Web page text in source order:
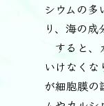
シウムの多
り、海の
すると、
いけなく
が細胞膜の